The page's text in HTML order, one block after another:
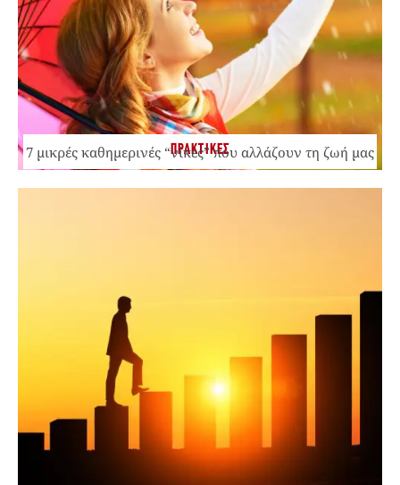
ΠΡΑΚΤΙΚΕΣ
7 μικρές καθημερινές “νίκες” που αλλάζουν τη ζωή μας